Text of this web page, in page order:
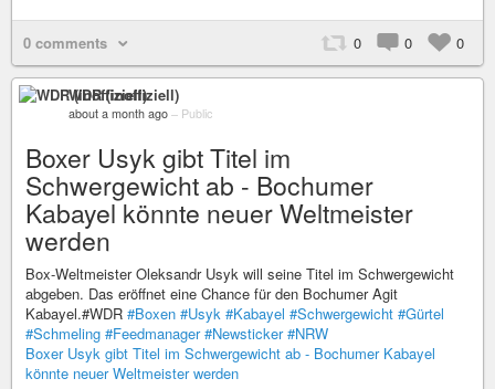
0 comments 0 0 0
WDR (inoffiziell)
about a month ago – Public
Boxer Usyk gibt Titel im
Schwergewicht ab - Bochumer
Kabayel könnte neuer Weltmeister
werden
Box-Weltmeister Oleksandr Usyk will seine Titel im Schwergewicht
abgeben. Das eröffnet eine Chance für den Bochumer Agit
Kabayel.#WDR #Boxen #Usyk #Kabayel #Schwergewicht #Gürtel
#Schmeling #Feedmanager #Newsticker #NRW
Boxer Usyk gibt Titel im Schwergewicht ab - Bochumer Kabayel
könnte neuer Weltmeister werden